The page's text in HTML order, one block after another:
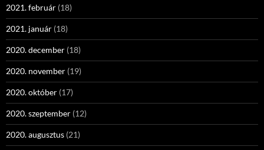
2021. február (18)
2021. január (18)
2020. december (18)
2020. november (19)
2020. október (17)
2020. szeptember (12)
2020. augusztus (21)